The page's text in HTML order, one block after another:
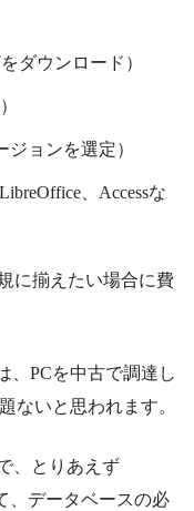
ダウンロード）
ョンを選定）
、Accessな
に揃えたい場合に費
、PCを中古で調達し
ないと思われます。
、とりあえず
、データベースの必